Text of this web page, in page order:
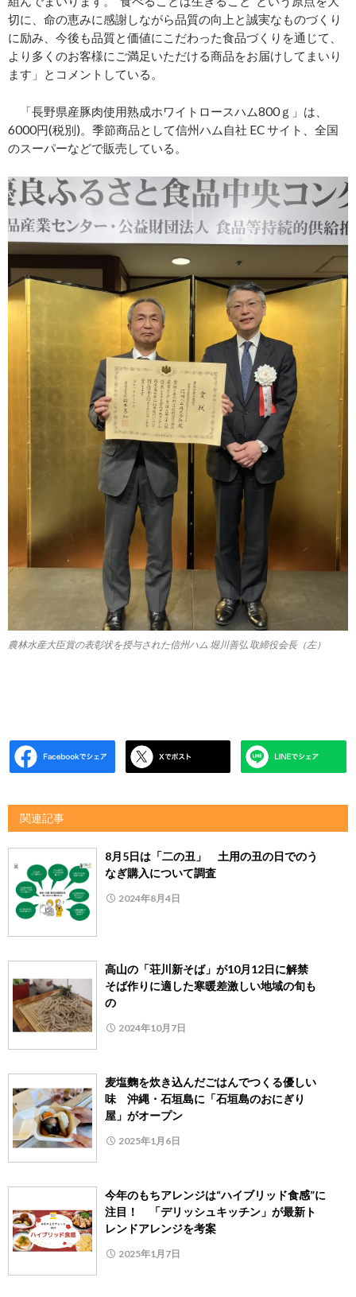
切に、命の恵みに感謝しながら品質の向上と誠実なものづくり
に励み、今後も品質と価値にこだわった食品づくりを通じて、
より多くのお客様にご満足いただける商品をお届けしてまいり
ます」とコメントしている。
「長野県産豚肉使用熟成ホワイトロースハム800ｇ」は、
6000円(税別)。季節商品として信州ハム自社 EC サイト、全国
のスーパーなどで販売している。
農林水産大臣賞の表彰状を授与された信州ハム 堀川善弘 取締役会長（左）
関連記事
8月5日は「二の丑」 土用の丑の日でのう
なぎ購入について調査
2024年8月4日
高山の「荘川新そば」が10月12日に解禁
そば作りに適した寒暖差激しい地域の旬も
の
2024年10月7日
麦塩麴を炊き込んだごはんでつくる優しい
味 沖縄・石垣島に「石垣島のおにぎり
屋」がオープン
2025年1月6日
今年のもちアレンジは“ハイブリッド食感”に
注目！ 「デリッシュキッチン」が最新ト
レンドアレンジを考案
2025年1月7日